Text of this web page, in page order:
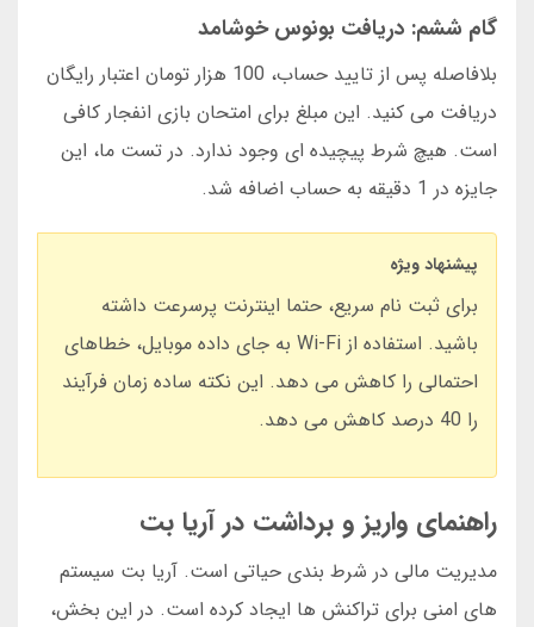
گام ششم: دریافت بونوس خوشامد
بلافاصله پس از تایید حساب، 100 هزار تومان اعتبار رایگان
دریافت می کنید. این مبلغ برای امتحان بازی انفجار کافی
است. هیچ شرط پیچیده ای وجود ندارد. در تست ما، این
جایزه در 1 دقیقه به حساب اضافه شد.
پیشنهاد ویژه
برای ثبت نام سریع، حتما اینترنت پرسرعت داشته
باشید. استفاده از Wi-Fi به جای داده موبایل، خطاهای
احتمالی را کاهش می دهد. این نکته ساده زمان فرآیند
را 40 درصد کاهش می دهد.
راهنمای واریز و برداشت در آریا بت
مدیریت مالی در شرط بندی حیاتی است. آریا بت سیستم
های امنی برای تراکنش ها ایجاد کرده است. در این بخش،